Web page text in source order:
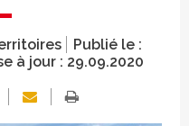
Publié le :
à jour : 29.09.2020